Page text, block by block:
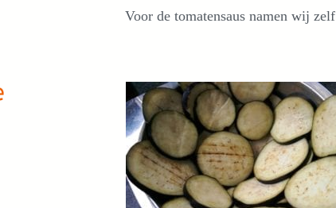
Voor de tomatensaus namen wij zelf